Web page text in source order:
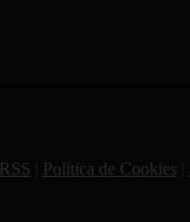
RSS Política de Cookies